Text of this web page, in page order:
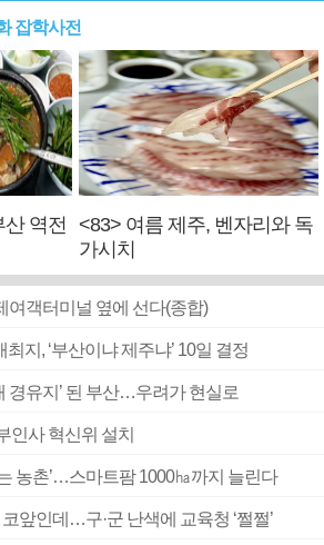
잡학사전
산 역전
<83> 여름 제주, 벤자리와 독
가시치
여객터미널 옆에 선다(종합)
지, ‘부산이냐 제주냐’ 10일 결정
경유지’ 된 부산…우려가 현실로
인사 혁신위 설치
농촌’…스마트팜 1000㏊까지 늘린다
앞인데…구·군 난색에 교육청 ‘쩔쩔’